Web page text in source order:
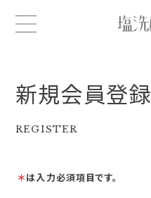
新規会員登録
REGISTER
＊は入力必須項目です。